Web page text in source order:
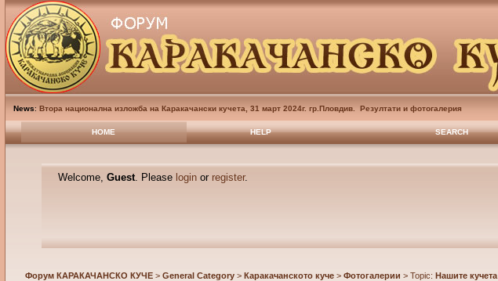
News: Втора национална изложба на Каракачански кучета, 31 март 2024г. гр.Пловдив. Резултати и фотогалерия
HOME HELP SEARCH
Welcome,Guest. Please login or register.
Форум КАРАКАЧАНСКО КУЧЕ> General Category> Каракачанското куче> Фотогалерии > Topic: Нашите кучета